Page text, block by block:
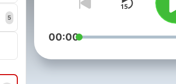
5
من
بك
00:00